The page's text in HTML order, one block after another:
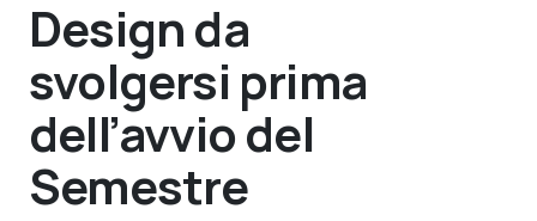
Design da
svolgersi prima
dell’avvio del
Semestre